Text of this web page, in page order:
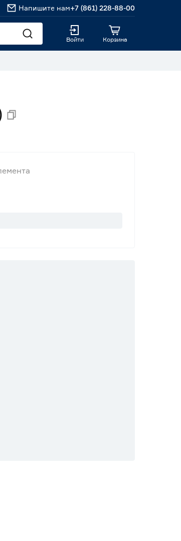
Напишите нам+7 (861) 228-88-00
Войти Корзина